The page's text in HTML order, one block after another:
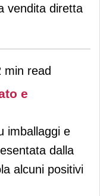
vendita diretta
min read
e
imballaggi e
dalla
alcuni positivi